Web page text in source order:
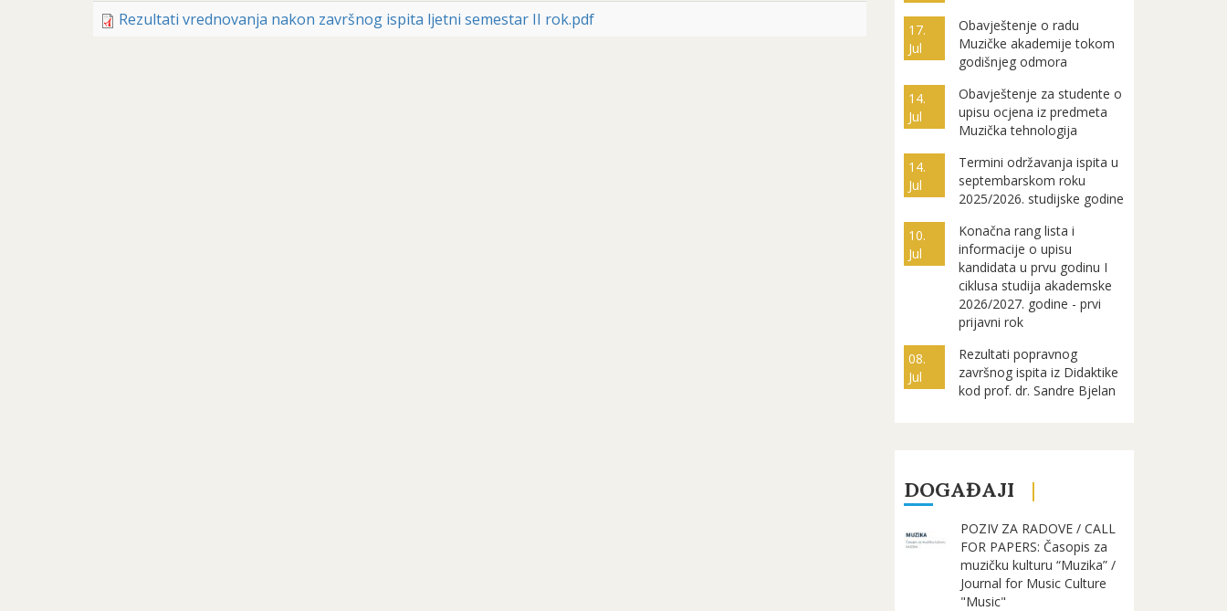
Rezultati vrednovanja nakon završnog ispita ljetni semestar II rok.pdf
17.
Jul
Obavještenje o radu
Muzičke akademije tokom
godišnjeg odmora
14.
Jul
Obavještenje za studente o
upisu ocjena iz predmeta
Muzička tehnologija
14.
Jul
Termini održavanja ispita u
septembarskom roku
2025/2026. studijske godine
10.
Jul
Konačna rang lista i
informacije o upisu
kandidata u prvu godinu I
ciklusa studija akademske
2026/2027. godine - prvi
prijavni rok
08.
Jul
Rezultati popravnog
završnog ispita iz Didaktike
kod prof. dr. Sandre Bjelan
DOGAĐAJI
POZIV ZA RADOVE / CALL
FOR PAPERS: Časopis za
muzičku kulturu “Muzika” /
Journal for Music Culture
"Music"